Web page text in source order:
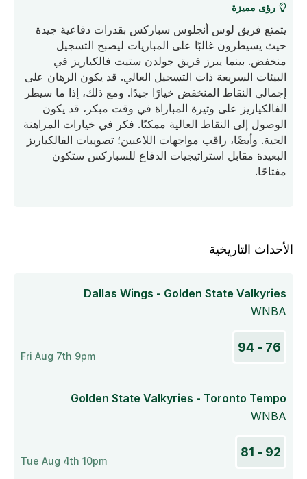
رؤى مميزة
يتمتع فريق لوس أنجلوس سباركس بقدرات دفاعية جيدة
حيث يسيطرون غالبًا على المباريات ليصبح التسجيل
منخفض. بينما يبرز فريق جولدن ستيت فالكياريز في
البيئات السريعة ذات التسجيل العالي. قد يكون الرهان على
إجمالي النقاط المنخفض خيارًا جيدًا. ومع ذلك، إذا ما سيطر
الفالكياريز على وتيرة المباراة في وقت مبكر، قد يكون
الوصول إلى النقاط العالية ممكنًا. فكر في خيارات المراهنة
الحية. وأيضًا، راقب مواجهات اللاعبين؛ تصويبات الفالكياريز
البعيدة مقابل استراتيجيات الدفاع للسباركس ستكون
مفتاحًا.
الأحداث التاريخية
Dallas Wings - Golden State Valkyries
WNBA
76 - 94
Fri Aug 7th 9pm
Golden State Valkyries - Toronto Tempo
WNBA
92 - 81
Tue Aug 4th 10pm